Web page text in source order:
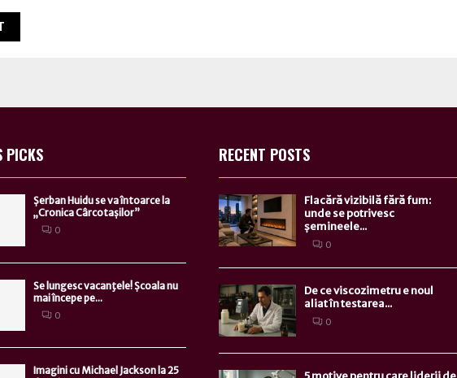
PICKS
Șerban Huidu se va întoarce la
„Cronica Cârcotașilor”
0
Se lungesc vacanţele! Școala nu
mai începe pe...
0
Imagini cu Michael Jackson la 25
RECENT POSTS
Flacără vizibilă fără fum:
unde se potrivesc
șemineele...
0
De ce viscozimetru e noul
aliat în testarea...
0